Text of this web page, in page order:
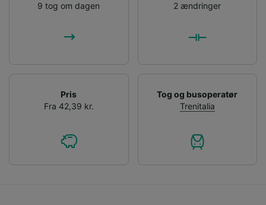
9 tog om dagen
2 ændringer
Pris
Fra 42,39 kr.
Tog og busoperatør
Trenitalia